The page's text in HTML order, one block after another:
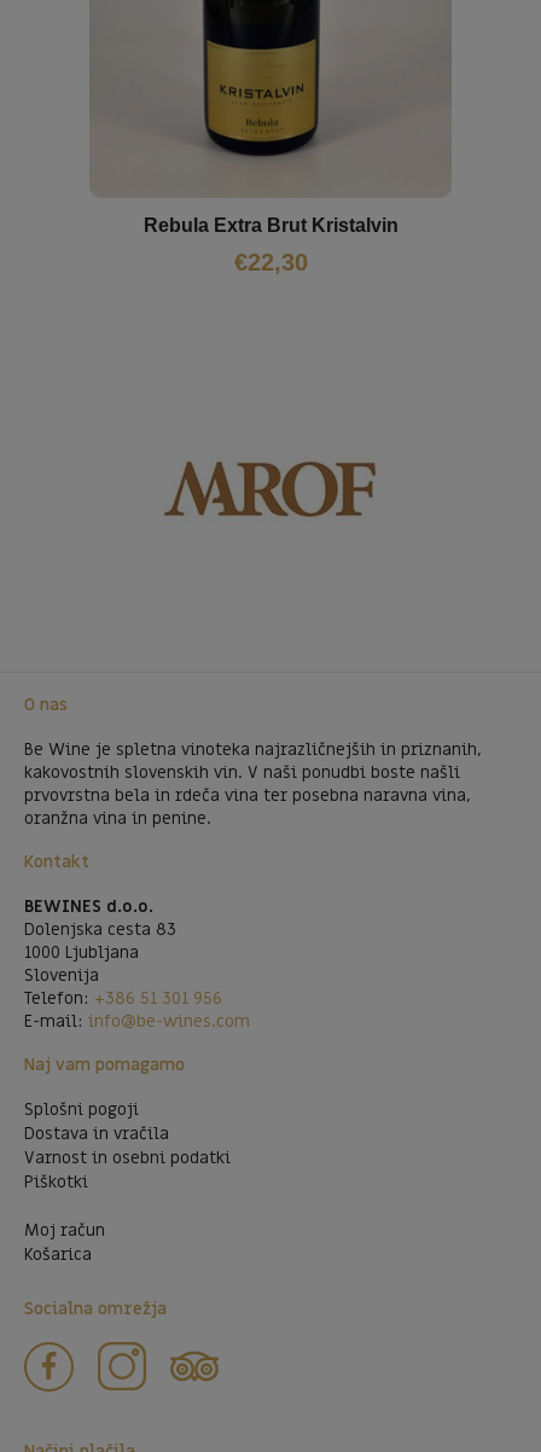
Rebula Extra Brut Kristalvin
€22,30
O nas
Be Wine je spletna vinoteka najrazličnejših in priznanih,
kakovostnih slovenskih vin. V naši ponudbi boste našli
prvovrstna bela in rdeča vina ter posebna naravna vina,
oranžna vina in penine.
Kontakt
BEWINES d.o.o.
Dolenjska cesta 83
1000 Ljubljana
Slovenija
Telefon: +386 51 301 956
E-mail: info@be-wines.com
Naj vam pomagamo
Splošni pogoji
Dostava in vračila
Varnost in osebni podatki
Piškotki
Moj račun
Košarica
Socialna omrežja